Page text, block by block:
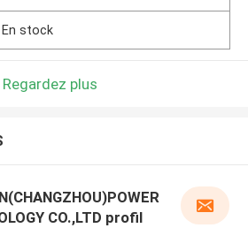
En stock
Regardez plus
CO.,LTD profil